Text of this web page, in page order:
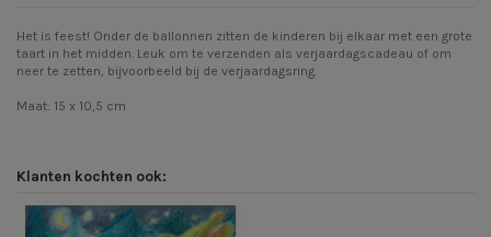
Het is feest! Onder de ballonnen zitten de kinderen bij elkaar met een grote
taart in het midden. Leuk om te verzenden als verjaardagscadeau of om
neer te zetten, bijvoorbeeld bij de verjaardagsring.
Maat: 15 x 10,5 cm
Klanten kochten ook: